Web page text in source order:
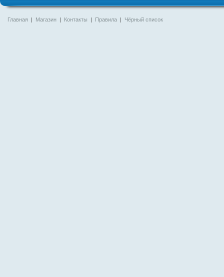
Главная | Магазин | Контакты | Правила | Чёрный список